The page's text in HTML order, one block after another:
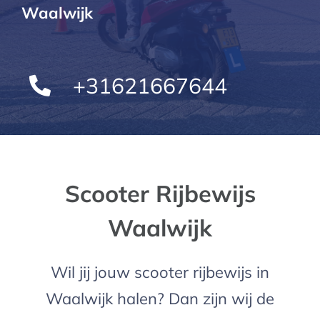
Waalwijk
+31621667644
Scooter Rijbewijs
Waalwijk
Wil jij jouw scooter rijbewijs in
Waalwijk halen? Dan zijn wij de